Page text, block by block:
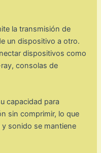
la transmisión de
un dispositivo a otro.
dispositivos como
consolas de
capacidad para
sin comprimir, lo que
y sonido se mantiene